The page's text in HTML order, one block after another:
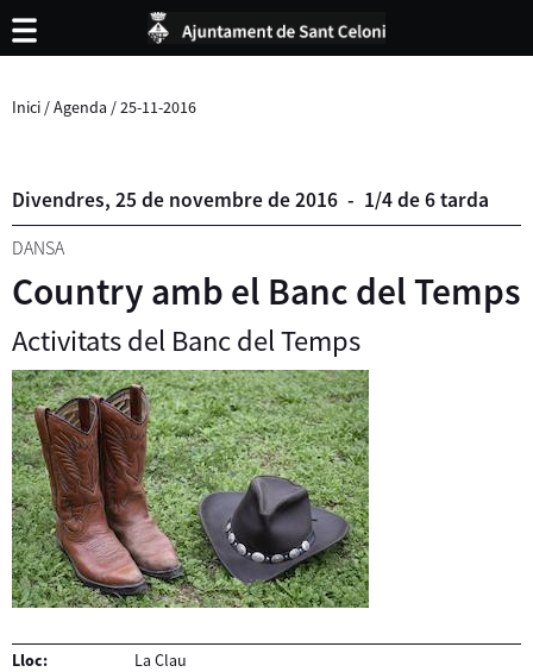
Inici /Agenda /25-11-2016
Divendres, 25 de novembrede2016 - 1/4 de 6 tarda
DANSA
Country amb el Banc del Temps
Activitats del Banc del Temps
Lloc: La Clau